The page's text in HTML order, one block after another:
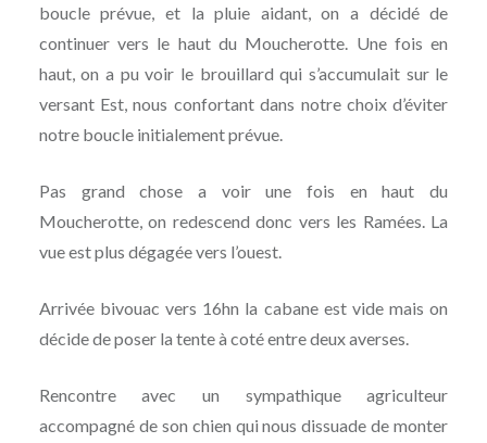
boucle prévue, et la pluie aidant, on a décidé de
continuer vers le haut du Moucherotte. Une fois en
haut, on a pu voir le brouillard qui s’accumulait sur le
versant Est, nous confortant dans notre choix d’éviter
notre boucle initialement prévue.
Pas grand chose a voir une fois en haut du
Moucherotte, on redescend donc vers les Ramées. La
vue est plus dégagée vers l’ouest.
Arrivée bivouac vers 16hn la cabane est vide mais on
décide de poser la tente à coté entre deux averses.
Rencontre avec un sympathique agriculteur
accompagné de son chien qui nous dissuade de monter